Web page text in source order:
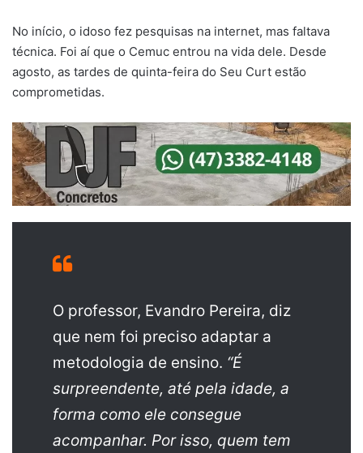
No início, o idoso fez pesquisas na internet, mas faltava
técnica. Foi aí que o Cemuc entrou na vida dele. Desde
agosto, as tardes de quinta-feira do Seu Curt estão
comprometidas.
O professor, Evandro Pereira, diz
que nem foi preciso adaptar a
metodologia de ensino. “É
surpreendente, até pela idade, a
forma como ele consegue
acompanhar. Por isso, quem tem